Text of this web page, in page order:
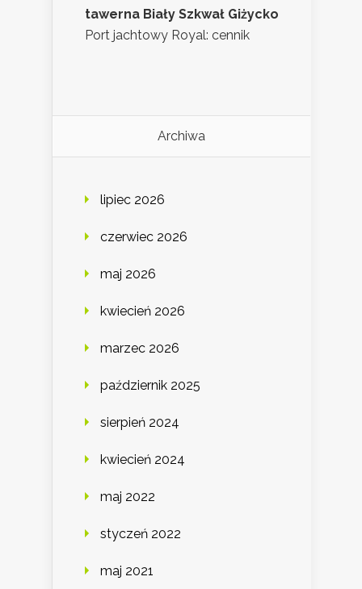
tawerna Biały Szkwał Giżycko
Port jachtowy Royal: cennik
Archiwa
lipiec 2026
czerwiec 2026
maj 2026
kwiecień 2026
marzec 2026
październik 2025
sierpień 2024
kwiecień 2024
maj 2022
styczeń 2022
maj 2021